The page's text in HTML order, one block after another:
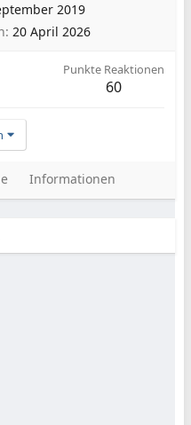
2019
20 April 2026
Punkte Reaktionen
60
Informationen